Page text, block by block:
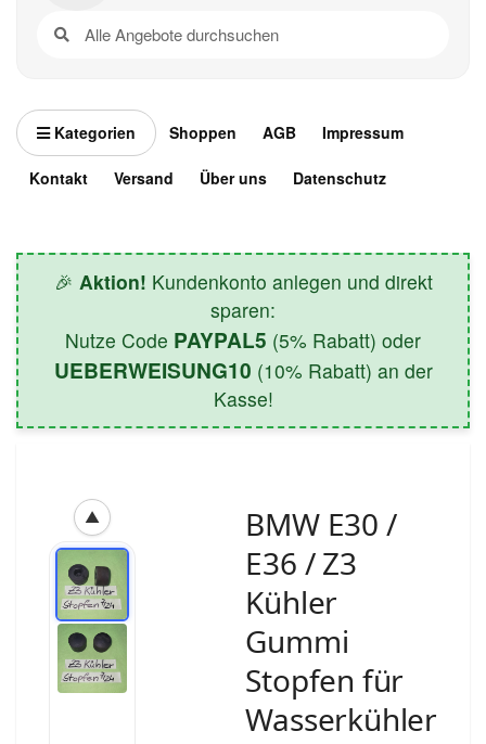
Kategorien Shoppen AGB Impressum
Kontakt Versand Über uns Datenschutz
🎉 Aktion! Kundenkonto anlegen und direkt
sparen:
Nutze Code PAYPAL5 (5% Rabatt) oder
UEBERWEISUNG10 (10% Rabatt) an der
Kasse!
▲
BMW E30 /
E36 / Z3
Kühler
Gummi
Stopfen für
Wasserkühler